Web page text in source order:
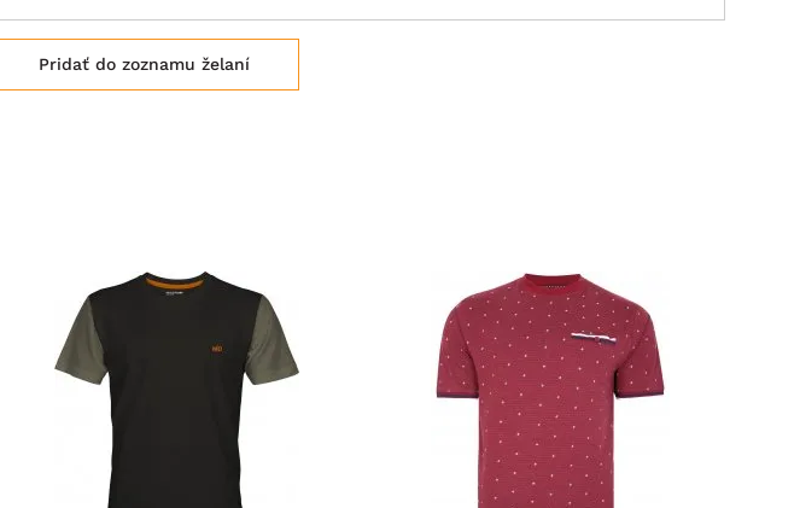
Pridať do zoznamu želaní